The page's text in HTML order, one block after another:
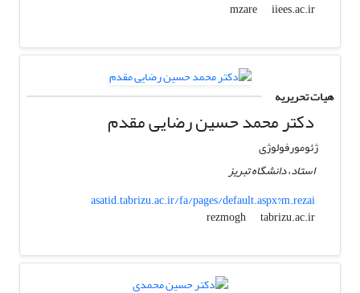
mzare
iiees.ac.ir
هیات تحریریه
دکتر محمد حسین رضایی مقدم
ژئومورفولوژی
استاد، دانشگاه تبریز
asatid.tabrizu.ac.ir/fa/pages/default.aspx?m.rezai
rezmogh
tabrizu.ac.ir